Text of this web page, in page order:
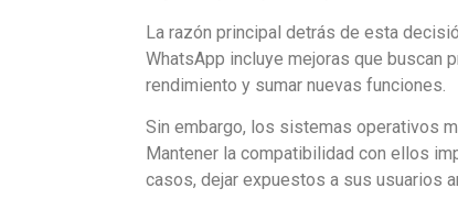
La razón principal detrás de esta
WhatsApp incluye mejoras que buscan
rendimiento y sumar nuevas funciones.
Sin embargo, los sistemas operativos
Mantener la compatibilidad con ellos
casos, dejar expuestos a sus usuarios